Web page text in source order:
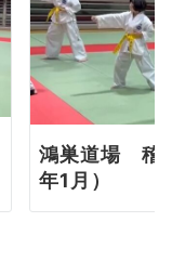
鴻巣道場 稽
年1月）